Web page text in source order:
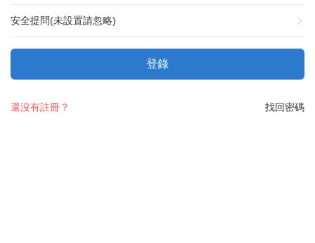
安全提問(未設置請忽略)
登錄
找回密碼
還沒有註冊？